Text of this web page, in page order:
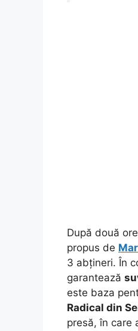
După două
propus de
3 abțineri. În
garantează
este baza
Radical din
presă, în care